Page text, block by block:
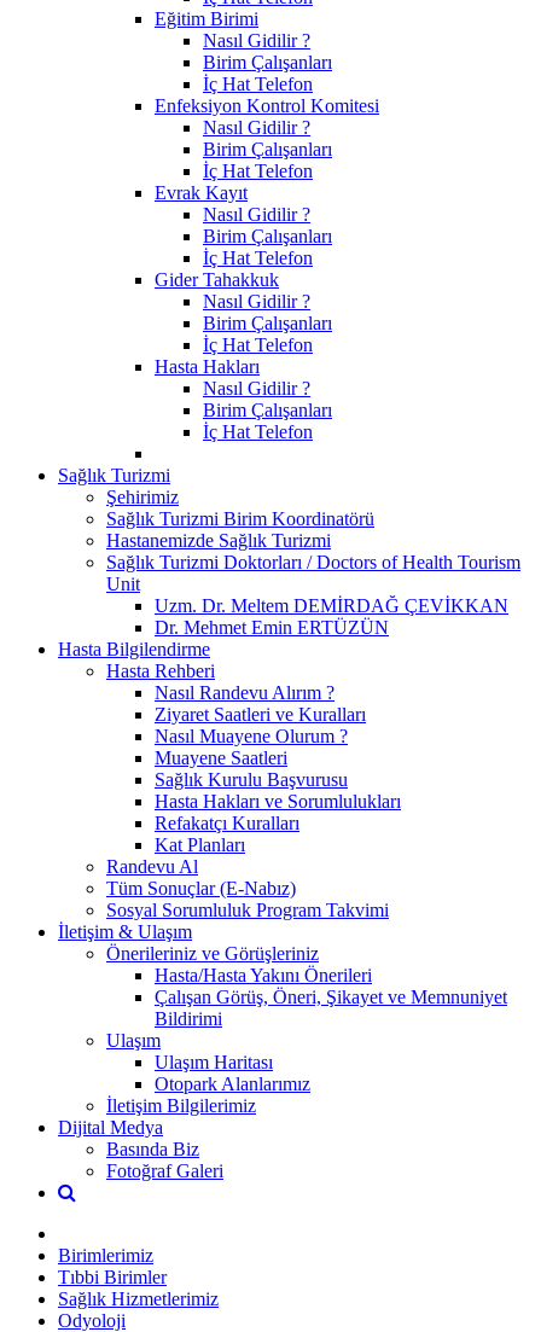
Eğitim Birimi
Nasıl Gidilir ?
Birim Çalışanları
İç Hat Telefon
Enfeksiyon Kontrol Komitesi
Nasıl Gidilir ?
Birim Çalışanları
İç Hat Telefon
Evrak Kayıt
Nasıl Gidilir ?
Birim Çalışanları
İç Hat Telefon
Gider Tahakkuk
Nasıl Gidilir ?
Birim Çalışanları
İç Hat Telefon
Hasta Hakları
Nasıl Gidilir ?
Birim Çalışanları
İç Hat Telefon
Sağlık Turizmi
Şehirimiz
Sağlık Turizmi Birim Koordinatörü
Hastanemizde Sağlık Turizmi
Sağlık Turizmi Doktorları / Doctors of Health Tourism
Unit
Uzm. Dr. Meltem DEMİRDAĞ ÇEVİKKAN
Dr. Mehmet Emin ERTÜZÜN
Hasta Bilgilendirme
Hasta Rehberi
Nasıl Randevu Alırım ?
Ziyaret Saatleri ve Kuralları
Nasıl Muayene Olurum ?
Muayene Saatleri
Sağlık Kurulu Başvurusu
Hasta Hakları ve Sorumlulukları
Refakatçı Kuralları
Kat Planları
Randevu Al
Tüm Sonuçlar (E-Nabız)
Sosyal Sorumluluk Program Takvimi
İletişim & Ulaşım
Önerileriniz ve Görüşleriniz
Hasta/Hasta Yakını Önerileri
Çalışan Görüş, Öneri, Şikayet ve Memnuniyet
Bildirimi
Ulaşım
Ulaşım Haritası
Otopark Alanlarımız
İletişim Bilgilerimiz
Dijital Medya
Basında Biz
Fotoğraf Galeri
Birimlerimiz
Tıbbi Birimler
Sağlık Hizmetlerimiz
Odyoloji